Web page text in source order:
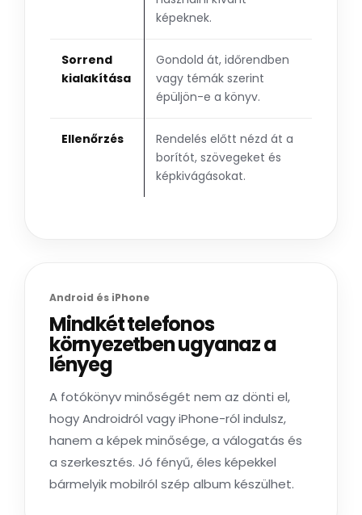
képeknek.
Sorrend
kialakítása
Gondold át, időrendben
vagy témák szerint
épüljön-e a könyv.
Ellenőrzés
Rendelés előtt nézd át a
borítót, szövegeket és
képkivágásokat.
Android és iPhone
Mindkét telefonos
környezetben ugyanaz a
lényeg
A fotókönyv minőségét nem az dönti el,
hogy Androidról vagy iPhone-ról indulsz,
hanem a képek minősége, a válogatás és
a szerkesztés. Jó fényű, éles képekkel
bármelyik mobilról szép album készülhet.